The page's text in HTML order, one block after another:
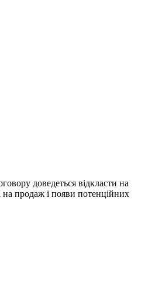
доведеться відкласти на
на продаж і появи потенційних